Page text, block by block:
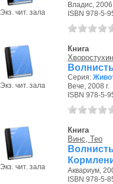
Экз. чит. зала
Владис, 2006
ISBN 978-5-
Экз. чит. зала
Книга
Серия:
Вече, 2008 г.
ISBN 978-5-
Экз. чит. зала
Книга
Винс, Тео
Аквариум,
ISBN 978-5-